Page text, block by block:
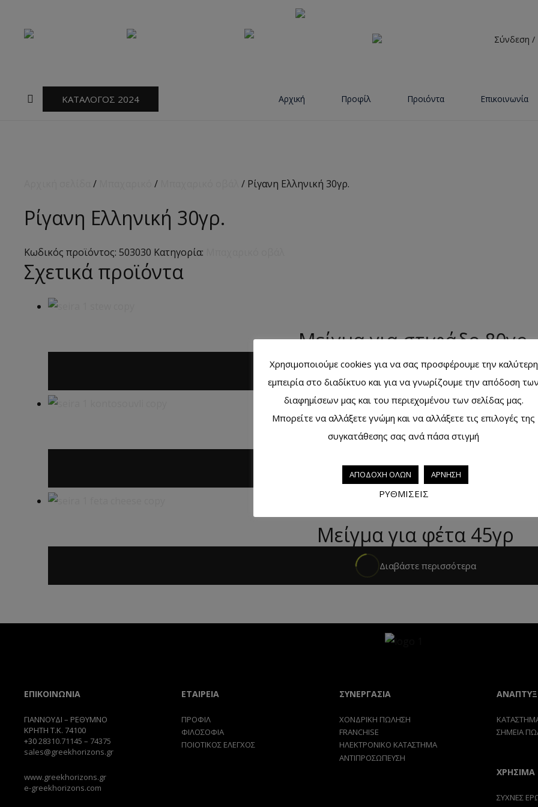
Σύνδεση /
ΚΑΤΑΛΟΓΟΣ 2024 Αρχική Προφίλ Προιόντα Επικοινωνία
/ / / Ρίγανη Ελληνική 30γρ.
Ρίγανη Ελληνική 30γρ.
Κωδικός προϊόντος: 503030 Κατηγορία:
Σχετικά προϊόντα
Μείγμα για στιφάδο 80γρ.
Διαβάστε περισσότερα
Μείγμα για κοντοσούβλι
Διαβάστε περισσότερα
Μείγμα για φέτα 45γρ
Διαβάστε περισσότερα
ΕΠΙΚΟΙΝΩΝΙΑ
ΓΙΑΝΝΟΥΔΙ – ΡΕΘΥΜΝΟ
ΚΡΗΤΗ Τ.Κ. 74100
+3028310.71145 – 74375
sales@greekhorizons.gr
www.greekhorizons.gr
e-greekhorizons.com
ΕΤΑΙΡΕΙΑ
ΠΡΟΦΙΛ
ΦΙΛΟΣΟΦΙΑ
ΠΟΙΟΤΙΚΟΣ ΕΛΕΓΧΟΣ
ΣΥΝΕΡΓΑΣΙΑ
ΧΟΝΔΡΙΚΗ ΠΩΛΗΣΗ
FRANCHISE
ΗΛΕΚΤΡΟΝΙΚΟ ΚΑΤΑΣΤΗΜΑ
ΑΝΤΙΠΡΟΣΩΠΕΥΣΗ
ΣΗΜΕΙΑ
ΧΡΗΣΙΜΑ
ΣΥΧΝΕΣ
Χρησιμοποιούμε cookies για να σας προσφέρουμε την καλύτερη
εμπειρία στο διαδίκτυο και για να γνωρίζουμε την απόδοση
διαφημίσεων μας και του περιεχομένου των σελίδας μας.
Μπορείτε να αλλάξετε γνώμη και να αλλάξετε τις επιλογές της
συγκατάθεσης σας ανά πάσα στιγμή
ΑΠΟΔΟΧΗ ΟΛΩΝ ΑΡΝΗΣΗ
ΡΥΘΜΙΣΕΙΣ